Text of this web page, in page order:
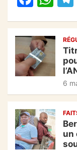
o
k
p
c
e
b
o
o
k
at
s
A
p
p
6
un